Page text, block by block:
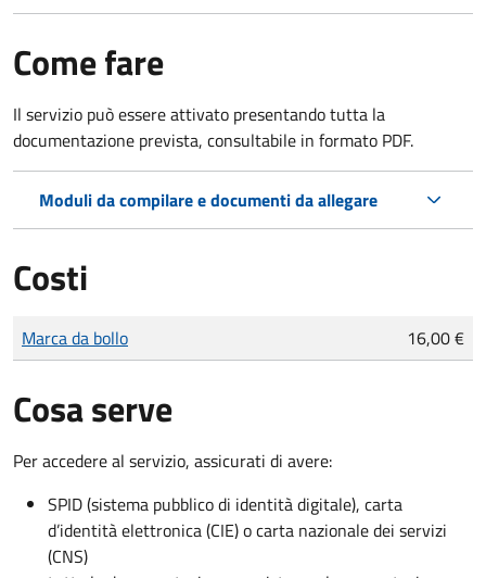
Come fare
Il servizio può essere attivato presentando tutta la
documentazione prevista, consultabile in formato PDF.
Moduli da compilare e documenti da allegare
Costi
Tipo di pagamento
Importo
Marca da bollo 16,00 €
Cosa serve
Per accedere al servizio, assicurati di avere:
SPID (sistema pubblico di identità digitale), carta
d’identità elettronica (CIE) o carta nazionale dei servizi
(CNS)